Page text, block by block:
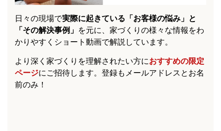
日々の現場で実際に起きている「お客様の悩み」と
「その解決事例」 を元に、家づくりの様々な情報をわ
かりやすくショート動画で解説しています。
より深く家づくりを理解されたい方におすすめの限定
ページにご招待します。登録もメールアドレスとお名
前のみ！